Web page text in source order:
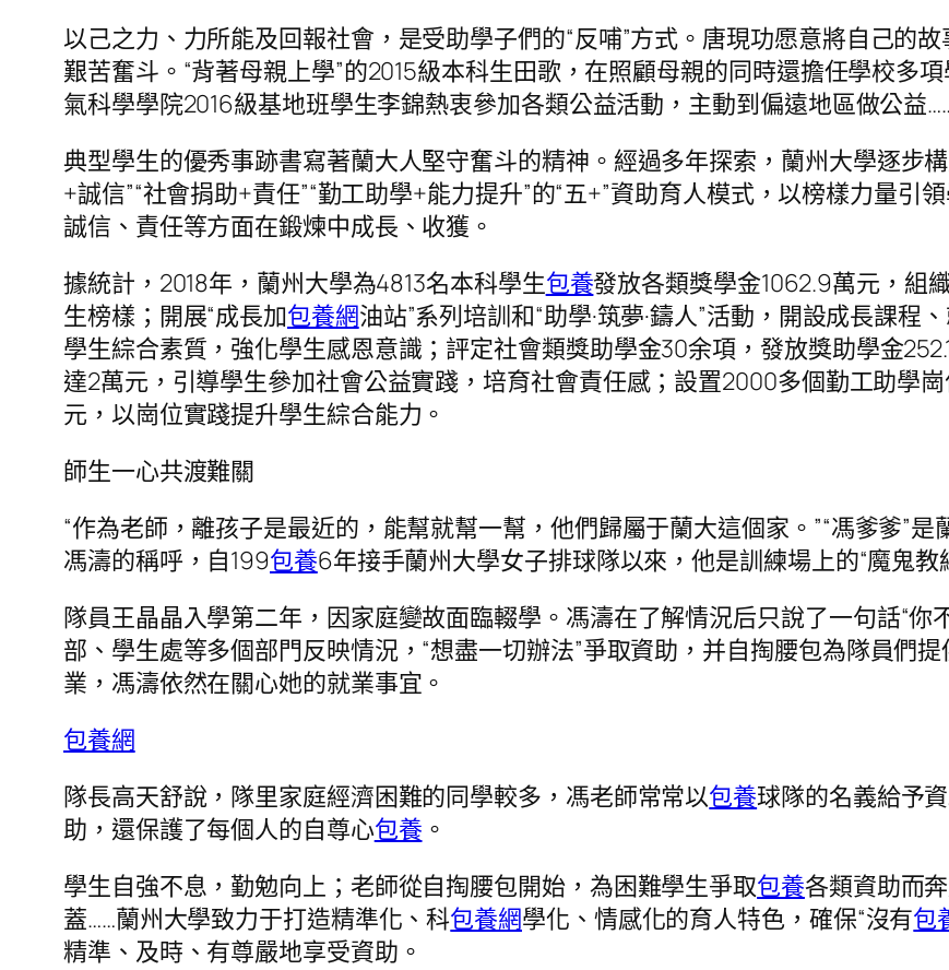
以己之力、力所能及回報社會，是受助學子們的“反哺”方式。唐現功愿意將自己的
艱苦奮斗。“背著母親上學”的2015級本科生田歌，在照顧母親的同時還擔任學校多
氣科學學院2016級基地班學生李錦熱衷參加各類公益活動，主動到偏遠地區做公益
典型學生的優秀事跡書寫著蘭大人堅守奮斗的精神。經過多年探索，蘭州大學逐步
+誠信”“社會捐助+責任”“勤工助學+能力提升”的“五+”資助育人模式，以榜樣力量引領
誠信、責任等方面在鍛煉中成長、收獲。
據統計，2018年，蘭州大學為4813名本科學生包養發放各類獎學金1062.9萬元，組
生榜樣；開展“成長加包養網油站”系列培訓和“助學·筑夢·鑄人”活動，開設成長課
學生綜合素質，強化學生感恩意識；評定社會類獎助學金30余項，發放獎助學金
達2萬元，引導學生參加社會公益實踐，培育社會責任感；設置2000多個勤工助學
元，以崗位實踐提升學生綜合能力。
師生一心共渡難關
“作為老師，離孩子是最近的，能幫就幫一幫，他們歸屬于蘭大這個家。”“馮爹爹”是
馮濤的稱呼，自199包養6年接手蘭州大學女子排球隊以來，他是訓練場上的“魔鬼教
隊員王晶晶入學第二年，因家庭變故面臨輟學。馮濤在了解情況后只說了一句話“你
部、學生處等多個部門反映情況，“想盡一切辦法”爭取資助，并自掏腰包為隊員們
業，馮濤依然在關心她的就業事宜。
包養網
隊長高天舒說，隊里家庭經濟困難的同學較多，馮老師常常以包養球隊的名義給予
助，還保護了每個人的自尊心包養 。
學生自強不息，勤勉向上；老師從自掏腰包開始，為困難學生爭取包養各類資助而
蓋……蘭州大學致力于打造精準化、科包養網學化、情感化的育人特色，確保“沒有包
精準、及時、有尊嚴地享受資助。